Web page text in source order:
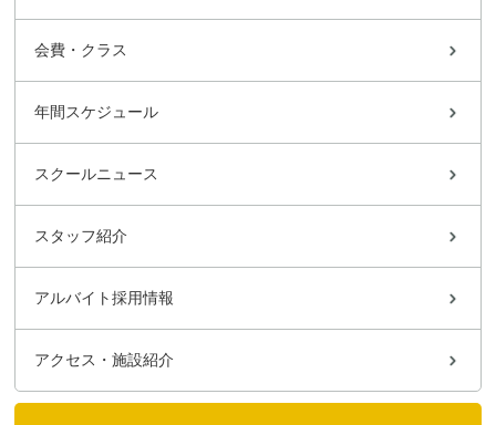
会費・クラス
年間スケジュール
スクールニュース
スタッフ紹介
アルバイト採用情報
アクセス・施設紹介